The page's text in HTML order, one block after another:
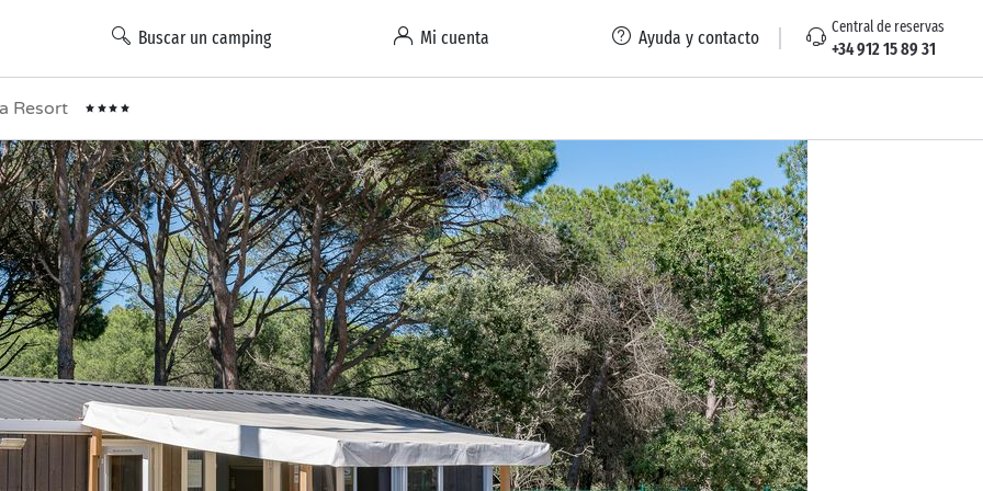
Buscar un camping Mi cuenta Ayuda y contacto Central de reservas
+34 912 15 89 31
Resort